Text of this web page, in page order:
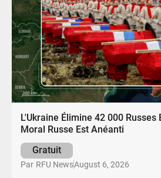
L'Ukraine Élimine 42 000 Russes
Moral Russe Est Anéanti
Gratuit
Par RFU NewsAugust 6, 2026